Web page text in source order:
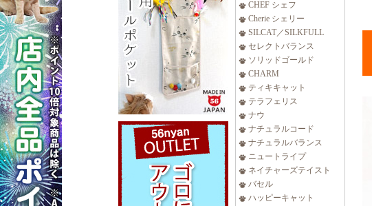
CHEF シェフ
Cherie シェリー
SILCAT／SILKFULL
セレクトバランス
ソリッドゴールド
CHARM
ティキキャット
テラフェリス
ナウ
ナチュラルコード
ナチュラルバランス
ニュートライプ
ネイチャーズテイスト
バセル
ハッピーキャット